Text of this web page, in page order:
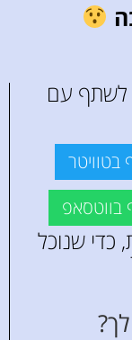
לשתף עם
בטוויטר
בווטסאפ
שנוכל